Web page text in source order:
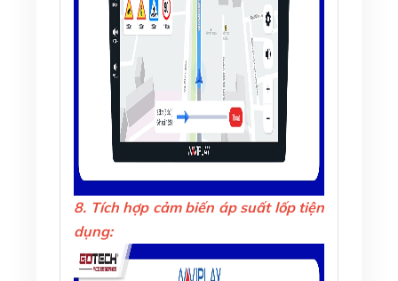
8. Tích hợp cảm biến áp suất lốp tiện
dụng: